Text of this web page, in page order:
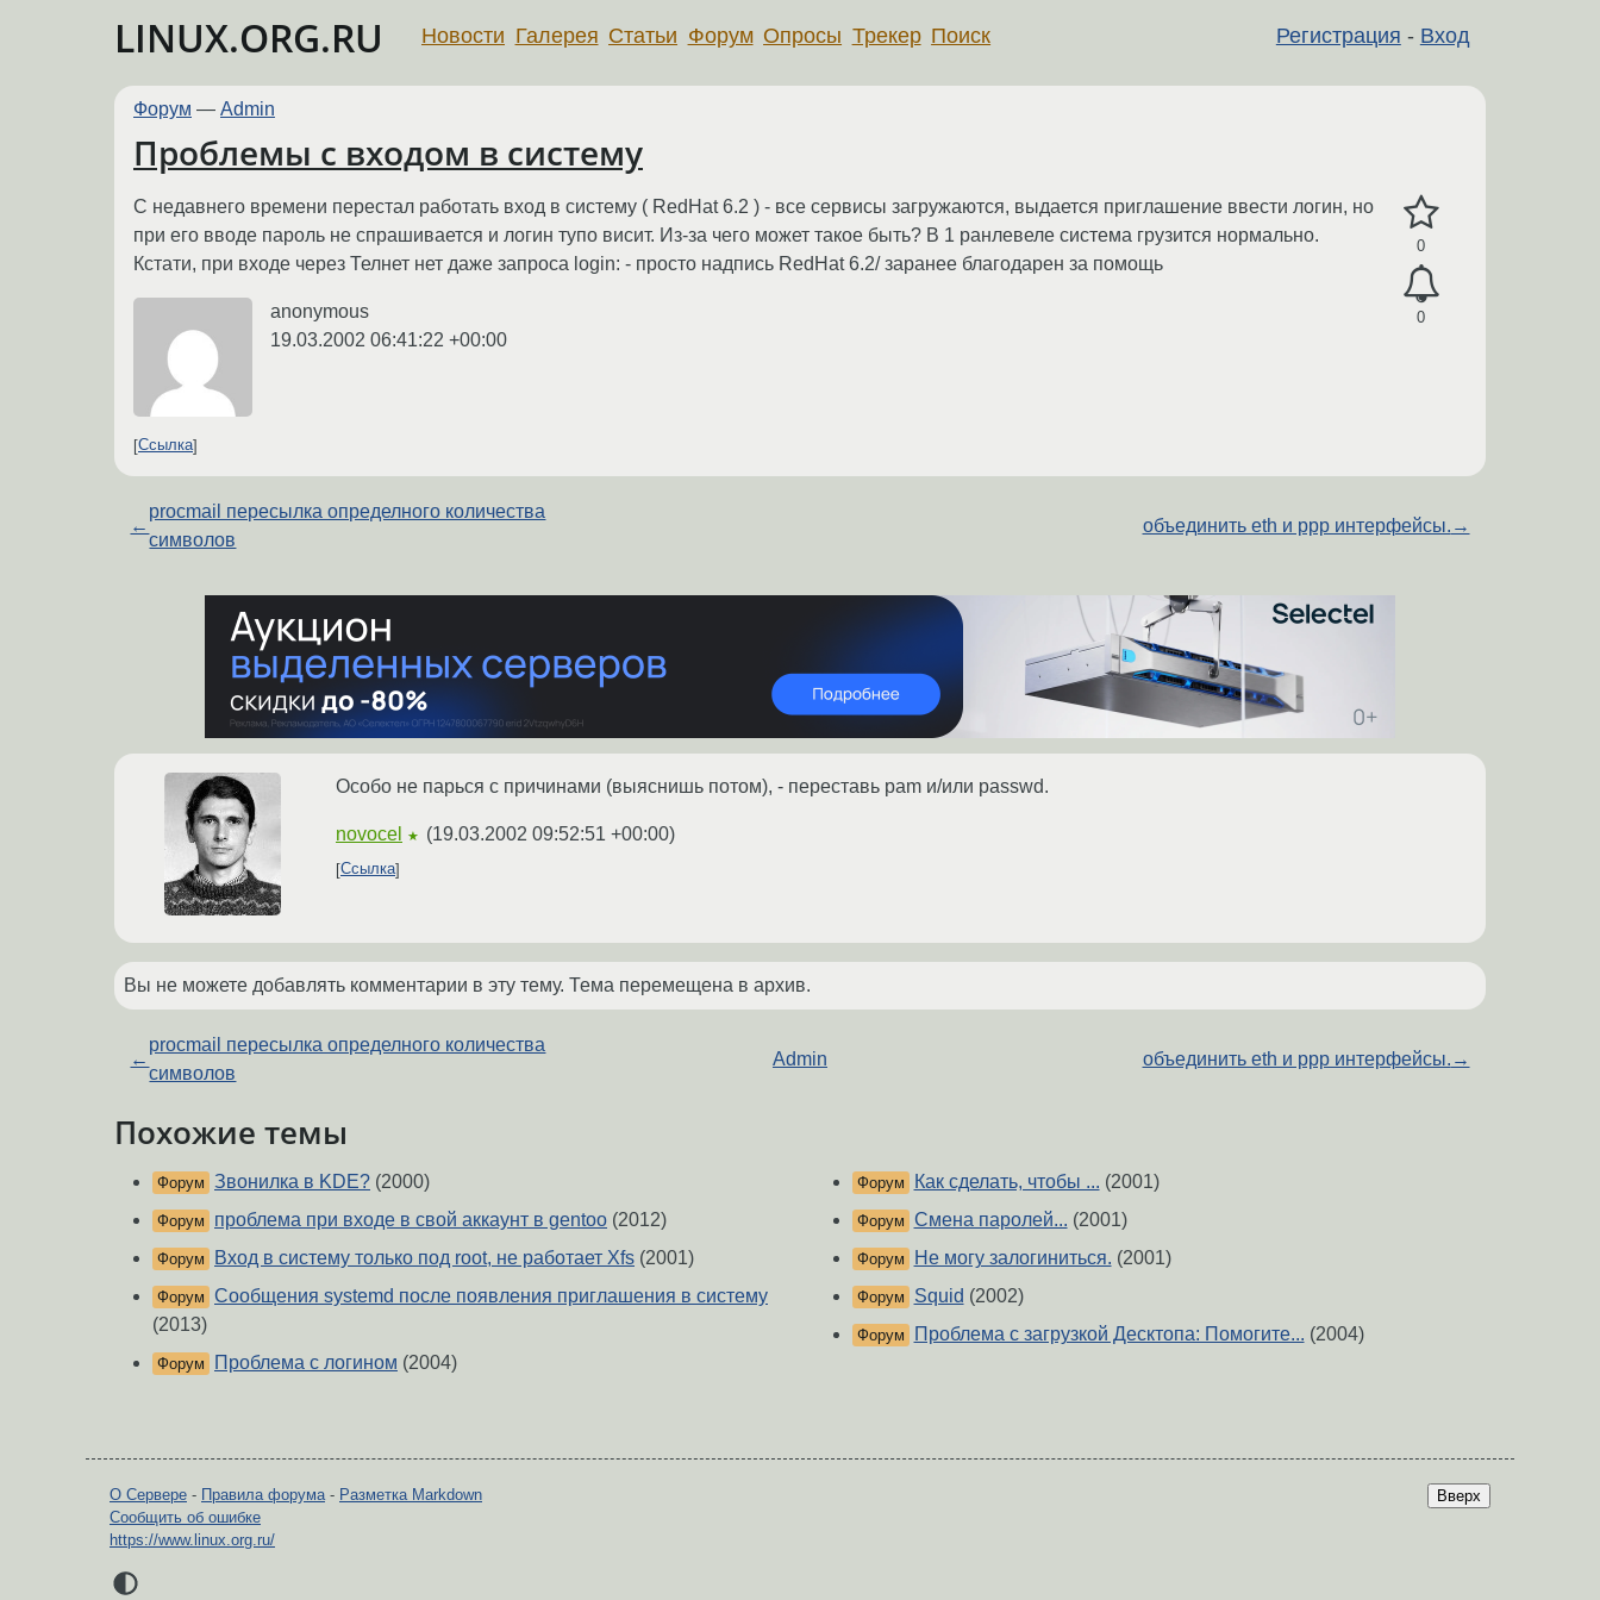
LINUX.ORG.RU Регистрация - Вход
Новости Галерея Статьи Форум Опросы Трекер Поиск
Форум — Admin
Проблемы с входом в систему
0
0
С недавнего времени перестал работать вход в систему ( RedHat 6.2 ) - все сервисы загружаются, выдается приглашение ввести логин, но
при его вводе пароль не спрашивается и логин тупо висит. Из-за чего может такое быть? В 1 ранлевеле система грузится нормально.
Кстати, при входе через Телнет нет даже запроса login: - просто надпись RedHat 6.2/ заранее благодарен за помощь
anonymous
19.03.2002 06:41:22 +00:00
Ссылка
←
procmail пересылка определного количества
символов
объединить eth и ppp интерфейсы. →
Особо не парься с причинами (выяснишь потом), - переставь pam и/или passwd.
novocel ★ (19.03.2002 09:52:51 +00:00)
Ссылка
Вы не можете добавлять комментарии в эту тему. Тема перемещена в архив.
←
procmail пересылка определного количества
символов
Admin объединить eth и ppp интерфейсы. →
Похожие темы
Форум Звонилка в KDE? (2000)
Форум проблема при входе в свой аккаунт в gentoo (2012)
Форум Вход в систему только под root, не работает Xfs (2001)
Форум Сообщения systemd после появления приглашения в систему
(2013)
Форум Проблема с логином (2004)
Форум Как сделать, чтобы ... (2001)
Форум Смена паролей... (2001)
Форум Не могу залогиниться. (2001)
Форум Squid (2002)
Форум Проблема с загрузкой Десктопа: Помогите... (2004)
Вверх
О Сервере - Правила форума- Разметка Markdown
Сообщить об ошибке
https://www.linux.org.ru/